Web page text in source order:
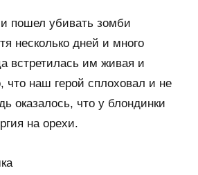
пошел убивать зомби
несколько дней и много
встретилась им живая и
что наш герой сплоховал и не
оказалось, что у блондинки
на орехи.